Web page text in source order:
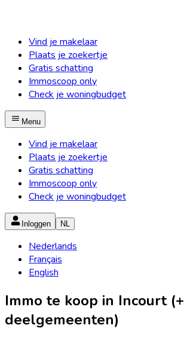
Vind je makelaar
Plaats je zoekertje
Gratis schatting
Immoscoop only
Check je woningbudget
Menu
Vind je makelaar
Plaats je zoekertje
Gratis schatting
Immoscoop only
Check je woningbudget
Inloggen NL
Nederlands
Français
English
Immo te koop in Incourt (+
deelgemeenten)